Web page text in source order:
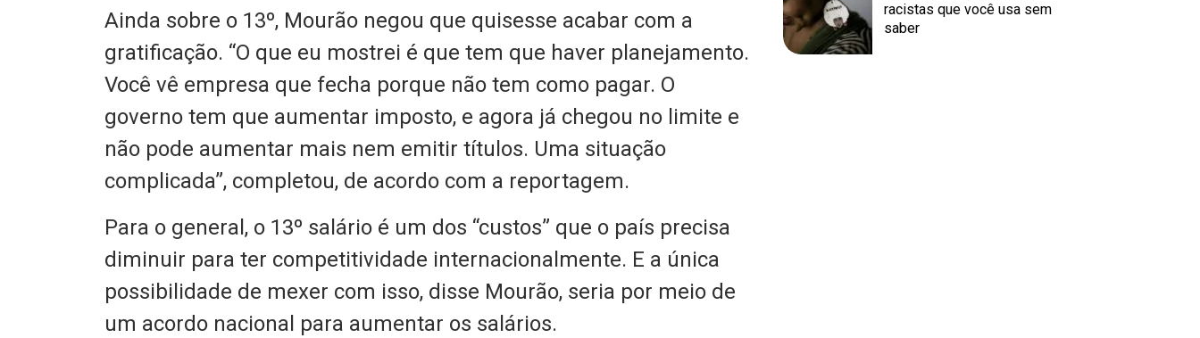
Ainda sobre o 13º, Mourão negou que quisesse acabar com a
gratificação. “O que eu mostrei é que tem que haver planejamento.
Você vê empresa que fecha porque não tem como pagar. O
governo tem que aumentar imposto, e agora já chegou no limite e
não pode aumentar mais nem emitir títulos. Uma situação
complicada”, completou, de acordo com a reportagem.
Para o general, o 13º salário é um dos “custos” que o país precisa
diminuir para ter competitividade internacionalmente. E a única
possibilidade de mexer com isso, disse Mourão, seria por meio de
um acordo nacional para aumentar os salários.
racistas que você usa sem
saber